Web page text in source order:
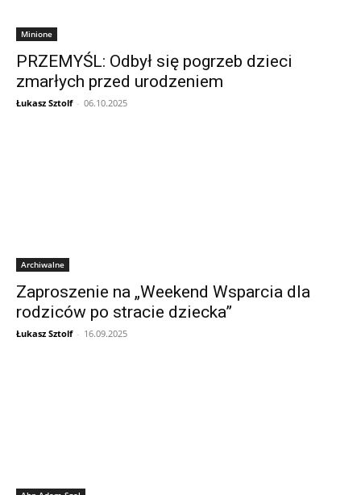
Minione
PRZEMYŚL: Odbył się pogrzeb dzieci
zmarłych przed urodzeniem
Łukasz Sztolf - 06.10.2025
Archiwalne
Zaproszenie na „Weekend Wsparcia dla
rodziców po stracie dziecka”
Łukasz Sztolf - 16.09.2025